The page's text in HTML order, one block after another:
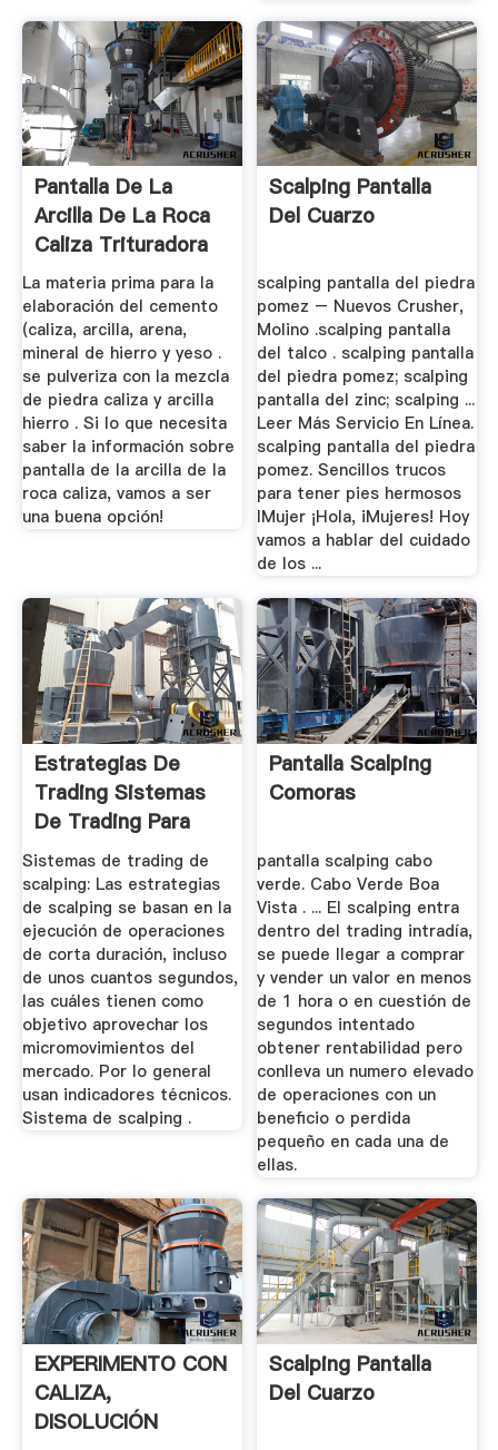
Pantalla De La
Arcilla De La Roca
Caliza Trituradora
De Cono
La materia prima para la
elaboración del cemento
(caliza, arcilla, arena,
mineral de hierro y yeso .
se pulveriza con la mezcla
de piedra caliza y arcilla
hierro . Si lo que necesita
saber la información sobre
pantalla de la arcilla de la
roca caliza, vamos a ser
una buena opción!
Scalping Pantalla
Del Cuarzo
scalping pantalla del piedra
pomez – Nuevos Crusher,
Molino .scalping pantalla
del talco . scalping pantalla
del piedra pomez; scalping
pantalla del zinc; scalping ...
Leer Más Servicio En Línea.
scalping pantalla del piedra
pomez. Sencillos trucos
para tener pies hermosos
IMujer ¡Hola, iMujeres! Hoy
vamos a hablar del cuidado
de los ...
Estrategias De
Trading Sistemas
De Trading Para
Operar ...
Sistemas de trading de
scalping: Las estrategias
de scalping se basan en la
ejecución de operaciones
de corta duración, incluso
de unos cuantos segundos,
las cuáles tienen como
objetivo aprovechar los
micromovimientos del
mercado. Por lo general
usan indicadores técnicos.
Sistema de scalping .
Pantalla Scalping
Comoras
pantalla scalping cabo
verde. Cabo Verde Boa
Vista . ... El scalping entra
dentro del trading intradía,
se puede llegar a comprar
y vender un valor en menos
de 1 hora o en cuestión de
segundos intentado
obtener rentabilidad pero
conlleva un numero elevado
de operaciones con un
beneficio o perdida
pequeño en cada una de
ellas.
EXPERIMENTO CON
CALIZA,
DISOLUCIÓN
Scalping Pantalla
Del Cuarzo